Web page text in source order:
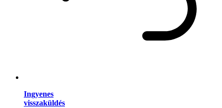
Ingyenes
visszaküldés